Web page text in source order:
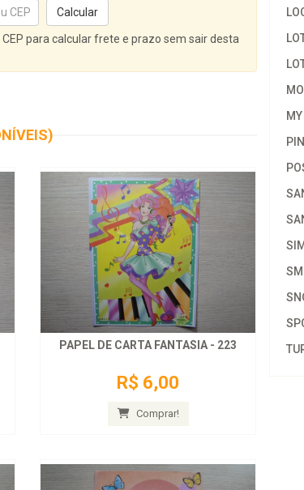
para calcular frete e prazo sem sair desta
PAPEL DE CARTA FANTASIA - 223
R$ 6,00
Comprar!